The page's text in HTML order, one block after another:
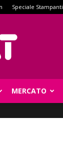
Speciale Stampanti
MERCATO